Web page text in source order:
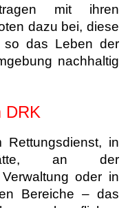
tragen mit ihren
dazu bei, diese
so das Leben der
nachhaltig
DRK
Rettungsdienst, in
an der
oder in
Bereiche – das